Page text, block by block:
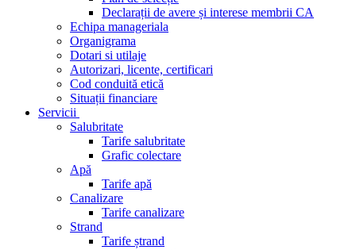
Declarații de avere și interese membrii CA
Echipa manageriala
Organigrama
Dotari si utilaje
Autorizari, licente, certificari
Cod conduită etică
Situații financiare
Servicii
Salubritate
Tarife salubritate
Grafic colectare
Apă
Tarife apă
Canalizare
Tarife canalizare
Strand
Tarife ștrand